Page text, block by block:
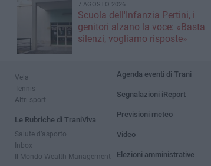
7 AGOSTO 2026
Scuola dell'Infanzia Pertini, i
genitori alzano la voce: «Basta
silenzi, vogliamo risposte»
Vela
Tennis
Altri sport
Le Rubriche di TraniViva
Salute d’asporto
Inbox
Il Mondo Wealth Management
Agenda eventi di Trani
Segnalazioni iReport
Previsioni meteo
Video
Elezioni amministrative